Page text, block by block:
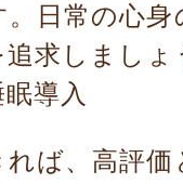
。日常の心
追求しまし
導入
ば、高評価